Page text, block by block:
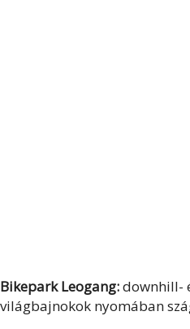
Bikepark Leogang:downhill-
világbajnokok nyomában